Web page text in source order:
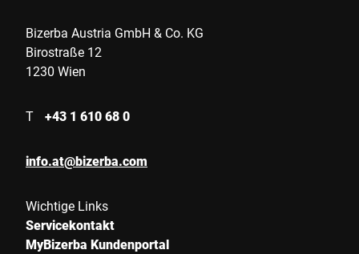
Bizerba Austria GmbH & Co. KG
Birostraße 12
1230 Wien
T +43 1 610 68 0
info.at@bizerba.com
Wichtige Links
Servicekontakt
MyBizerba Kundenportal